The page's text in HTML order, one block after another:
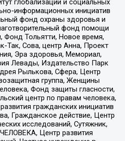
глобализации и социальных
информационных инициатив
фонд охраны здоровья и
фонд помощи
Тольятти, Новое время,
Так, Сова, центр Анна, Проект
Эра здоровья, Мемориал,
Левады, Издательство Парк
Рылькова, Сфера, Центр
группа, Женщины
Фонд защиты гласности,
центр по правам человека,
гражданских инициатив
Гражданское действие, Центр
исследований, Сутяжник,
Центр развития